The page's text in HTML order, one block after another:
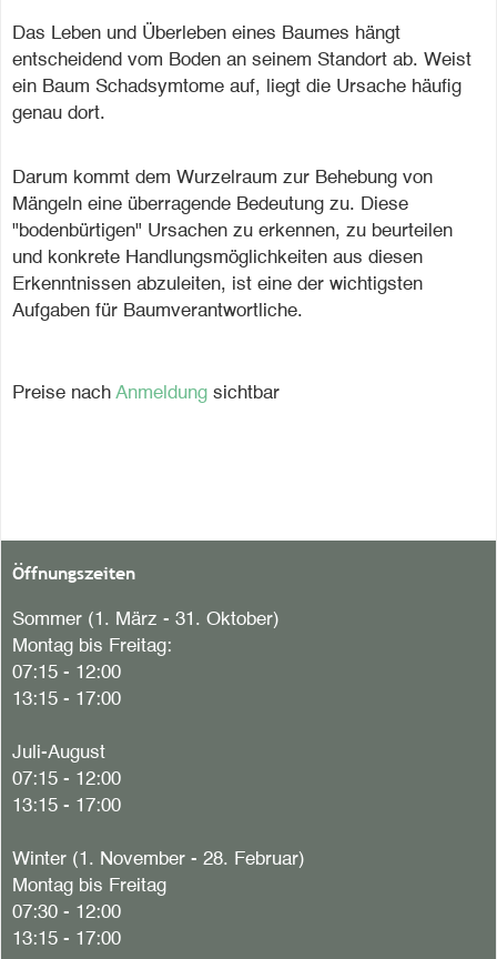
Das Leben und Überleben eines Baumes hängt
entscheidend vom Boden an seinem Standort ab. Weist
ein Baum Schadsymtome auf, liegt die Ursache häufig
genau dort.
Darum kommt dem Wurzelraum zur Behebung von
Mängeln eine überragende Bedeutung zu. Diese
"bodenbürtigen" Ursachen zu erkennen, zu beurteilen
und konkrete Handlungsmöglichkeiten aus diesen
Erkenntnissen abzuleiten, ist eine der wichtigsten
Aufgaben für Baumverantwortliche.
Preise nach Anmeldung sichtbar
Öffnungszeiten
Sommer (1. März - 31. Oktober)
Montag bis Freitag:
07:15 - 12:00
13:15 - 17:00
Juli-August
07:15 - 12:00
13:15 - 17:00
Winter (1. November - 28. Februar)
Montag bis Freitag
07:30 - 12:00
13:15 - 17:00